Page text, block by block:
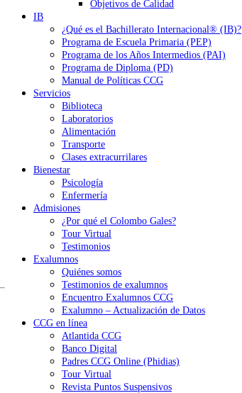
Objetivos de Calidad
IB
¿Qué es el Bachillerato Internacional® (IB)?
Programa de Escuela Primaria (PEP)
Programa de los Años Intermedios (PAI)
Programa de Diploma (PD)
Manual de Políticas CCG
Servicios
Biblioteca
Laboratorios
Alimentación
Transporte
Clases extracurrilares
Bienestar
Psicología
Enfermería
Admisiones
¿Por qué el Colombo Gales?
Tour Virtual
Testimonios
Exalumnos
Quiénes somos
Testimonios de exalumnos
Encuentro Exalumnos CCG
Exalumno – Actualización de Datos
CCG en línea
Atlantida CCG
Banco Digital
Padres CCG Online (Phidias)
Tour Virtual
Revista Puntos Suspensivos